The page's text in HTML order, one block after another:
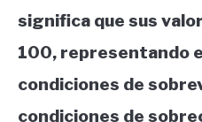
significa que sus
100, representando
condiciones de
condiciones de